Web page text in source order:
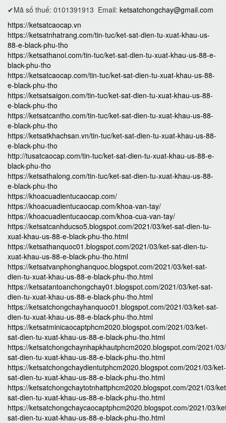
✔Mã số thuế: 0101391913 Email: ketsatchongchay@gmail.com
https://ketsatcaocap.vn
https://ketsatnhatrang.com/tin-tuc/ket-sat-dien-tu-xuat-khau-us-
88-e-black-phu-tho
https://ketsathanoi.com/tin-tuc/ket-sat-dien-tu-xuat-khau-us-88-e-
black-phu-tho
https://ketsatcaocap.com/tin-tuc/ket-sat-dien-tu-xuat-khau-us-88-
e-black-phu-tho
https://ketsatsaigon.com/tin-tuc/ket-sat-dien-tu-xuat-khau-us-88-
e-black-phu-tho
https://ketsatcantho.com/tin-tuc/ket-sat-dien-tu-xuat-khau-us-88-
e-black-phu-tho
https://ketsatkhachsan.vn/tin-tuc/ket-sat-dien-tu-xuat-khau-us-88-
e-black-phu-tho
http://tusatcaocap.com/tin-tuc/ket-sat-dien-tu-xuat-khau-us-88-e-
black-phu-tho
https://ketsathalong.com/tin-tuc/ket-sat-dien-tu-xuat-khau-us-88-
e-black-phu-tho
https://khoacuadientucaocap.com/
https://khoacuadientucaocap.com/khoa-van-tay/
https://khoacuadientucaocap.com/khoa-cua-van-tay/
https://ketsatcanhducso5.blogspot.com/2021/03/ket-sat-dien-tu-
xuat-khau-us-88-e-black-phu-tho.html
https://ketsathanquoc01.blogspot.com/2021/03/ket-sat-dien-tu-
xuat-khau-us-88-e-black-phu-tho.html
https://ketsatvanphonghanquoc.blogspot.com/2021/03/ket-sat-
dien-tu-xuat-khau-us-88-e-black-phu-tho.html
https://ketsatantoanchongchay01.blogspot.com/2021/03/ket-sat-
dien-tu-xuat-khau-us-88-e-black-phu-tho.html
https://ketsatchongchayhanquoc01.blogspot.com/2021/03/ket-sat-
dien-tu-xuat-khau-us-88-e-black-phu-tho.html
https://ketsatminicaocaptphcm2020.blogspot.com/2021/03/ket-
sat-dien-tu-xuat-khau-us-88-e-black-phu-tho.html
https://ketsatchongchaynhapkhautphcm2020.blogspot.com/2021/
sat-dien-tu-xuat-khau-us-88-e-black-phu-tho.html
https://ketsatchongchaydientutphcm2020.blogspot.com/2021/03/ket-
sat-dien-tu-xuat-khau-us-88-e-black-phu-tho.html
https://ketsatchongchaytotnhattphcm2020.blogspot.com/2021/03/
sat-dien-tu-xuat-khau-us-88-e-black-phu-tho.html
https://ketsatchongchaycaocaptphcm2020.blogspot.com/2021/03/
sat-dien-tu-xuat-khau-us-88-e-black-phu-tho.html